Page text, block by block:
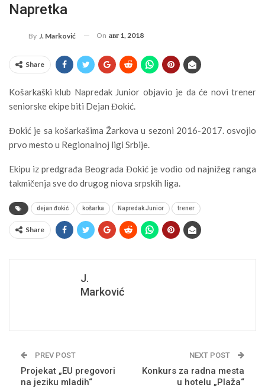
Napretka
By J. Marković On авг 1, 2018
Share
Košarkaški klub Napredak Junior objavio je da će novi trener
seniorske ekipe biti Dejan Đokić.
Đokić je sa košarkašima Žarkova u sezoni 2016-2017. osvojio
prvo mesto u Regionalnoj ligi Srbije.
Ekipu iz predgrađa Beograda Đokić je vodio od najnižeg ranga
takmičenja sve do drugog niova srpskih liga.
dejan đokić košarka Napredak Junior trener
Share
J.
Marković
PREV POST
Projekat „EU pregovori
na jeziku mladih“
NEXT POST
Konkurs za radna mesta
u hotelu „Plaža“